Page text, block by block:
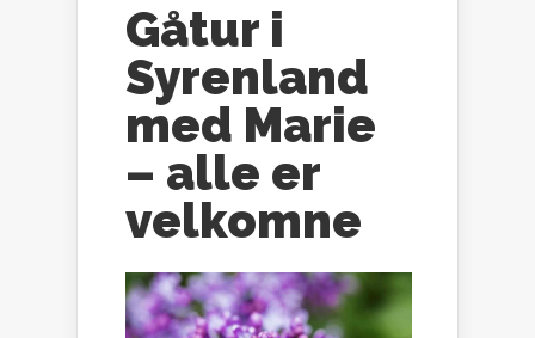
Gåtur i
Syrenland
med Marie
– alle er
velkomne